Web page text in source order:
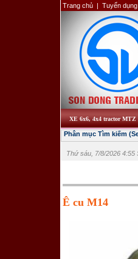
Trang chủ | Tuyển dụng
XE 6x6, 4x4 tractor
Phân mục Tìm kiếm
Thứ sáu, 7/8/2026 4:55
Ê cu M14